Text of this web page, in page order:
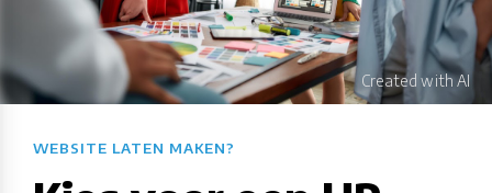
WEBSITE LATEN MAKEN?​​​​​​​​​​​​​​